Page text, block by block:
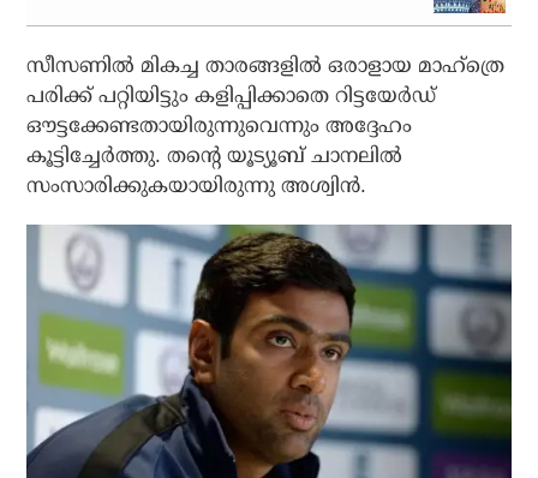
സീസണില്‍ മികച്ച താരങ്ങളില്‍ ഒരാളായ മാഹ്‌ത്രെ
പരിക്ക് പറ്റിയിട്ടും കളിപ്പിക്കാതെ റിട്ടയേര്‍ഡ്
ഔട്ടക്കേണ്ടതായിരുന്നുവെന്നും അദ്ദേഹം
കൂട്ടിച്ചേര്‍ത്തു. തന്റെ യൂട്യൂബ് ചാനലില്‍
സംസാരിക്കുകയായിരുന്നു അശ്വിന്‍.